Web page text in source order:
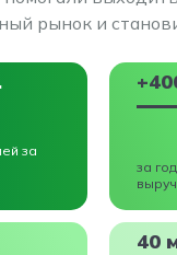
за
за
40
рынок и